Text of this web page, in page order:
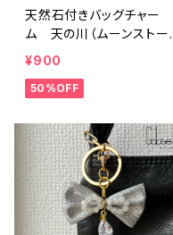
天然石付きバッグチャー
ム 天の川（ムーンストー
ン）：bbc002S005【癒しの
¥900
50%OFF